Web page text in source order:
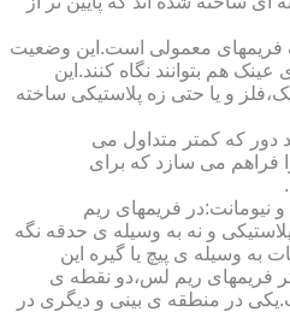
فریمهای معمولی است.این وضعیت
هم بتوانند نگاه کنند.این
و یا حتی زه پلاستیکی ساخته
دور که کمتر متداول می
فراهم می سازد که برای
فریمهای ریم
و نه به وسیله ی حدقه نگه
به وسیله ی پیچ یا گیره این
فریمهای ریم لس،دو نقطه ی
در منطقه ی بینی و دیگری در